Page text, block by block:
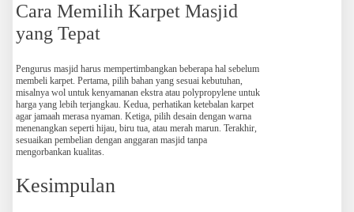
Cara Memilih Karpet Masjid
yang Tepat
Pengurus masjid harus mempertimbangkan beberapa hal sebelum
membeli karpet. Pertama, pilih bahan yang sesuai kebutuhan,
misalnya wol untuk kenyamanan ekstra atau polypropylene untuk
harga yang lebih terjangkau. Kedua, perhatikan ketebalan karpet
agar jamaah merasa nyaman. Ketiga, pilih desain dengan warna
menenangkan seperti hijau, biru tua, atau merah marun. Terakhir,
sesuaikan pembelian dengan anggaran masjid tanpa
mengorbankan kualitas.
Kesimpulan